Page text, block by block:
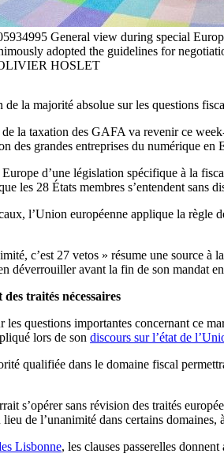
General view during special
adopted the guidelines for
HOSLET
de la majorité absolue sur les questions
la taxation des GAFA va revenir ce
des grandes entreprises du numérique en
Europe d’une législation spécifique à la
les 28 États membres s’entendent sans
l’Union européenne applique la règle
c’est 27 vetos » résume une source
déverrouiller avant la fin de son mandat
traités nécessaires
les questions importantes concernant ce
lors de son discours sur l’état de
qualifiée dans le domaine fiscal
s’opérer sans révision des traités
de l’unanimité dans certains
Lisbonne, les clauses passerelles